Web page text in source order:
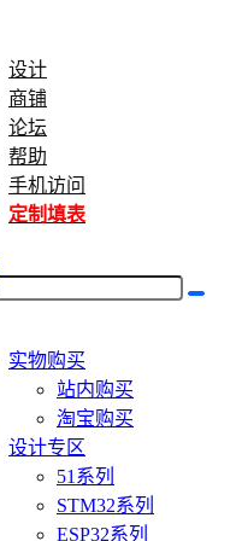
设计
商铺
论坛
帮助
手机访问
定制填表
实物购买
站内购买
淘宝购买
设计专区
51系列
STM32系列
ESP32系列